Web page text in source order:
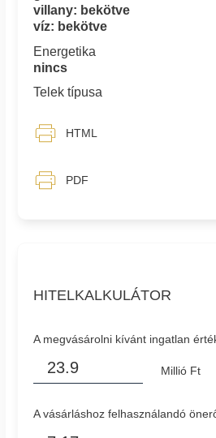
HITELKALKULÁTOR
A megvásárolni kívánt ingatlan
Millió Ft
A vásárláshoz felhasználandó
villany: bekötve
víz: bekötve
Energetika
nincs
Telek típusa
HTML
PDF